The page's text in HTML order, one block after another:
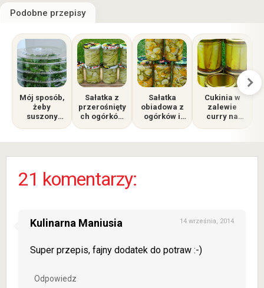
Podobne przepisy
Mój sposób,
żeby
suszony
aromatyczny
Sałatka z
przerośnięty
ch ogórków
z czosnkiem
sprawdzony
Sałatka
obiadowa z
ogórków i
na zimę – jak
Cukinia w
zalewie
curry na
przepis do
21 komentarzy:
Kulinarna Maniusia 14 września, 2014
Super przepis, fajny dodatek do potraw :-)
Odpowiedz